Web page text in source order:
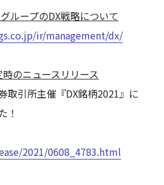
ループのDX戦略について
ir/management/dx/
のニュースリリース
取引所主催『DX銘柄2021』に
！
2021/0608_4783.html